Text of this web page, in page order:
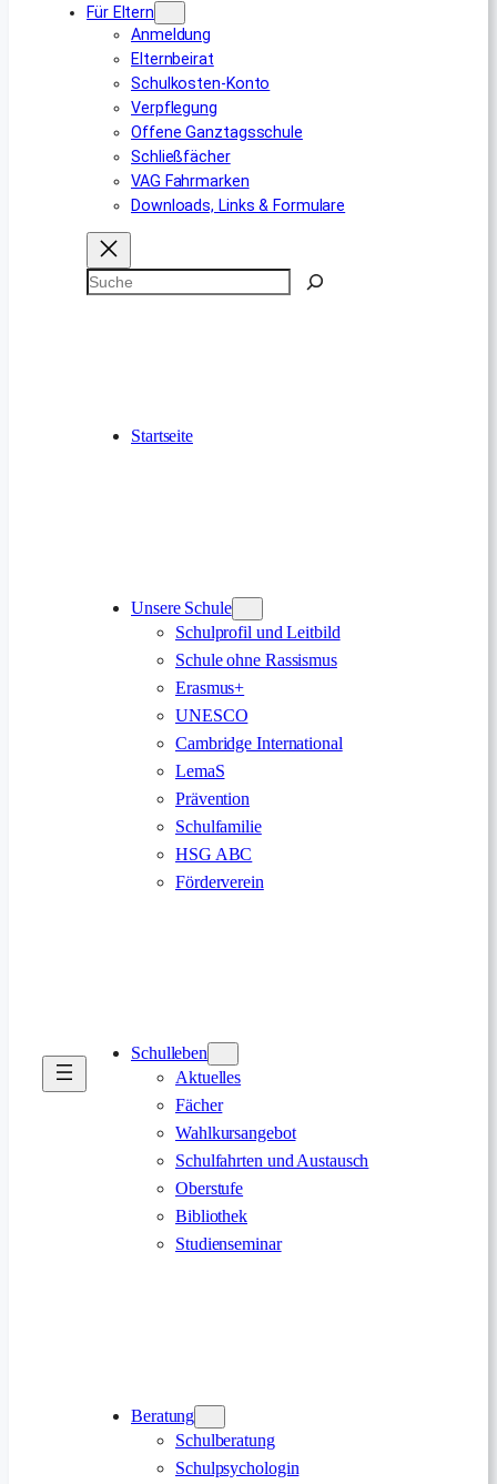
Für Eltern
Anmeldung
Elternbeirat
Schulkosten-Konto
Verpflegung
Offene Ganztagsschule
Schließfächer
VAG Fahrmarken
Downloads, Links & Formulare
Suchen
Startseite
Unsere Schule
Schulprofil und Leitbild
Schule ohne Rassismus
Erasmus+
UNESCO
Cambridge International
LemaS
Prävention
Schulfamilie
HSG ABC
Förderverein
Schulleben
Aktuelles
Fächer
Wahlkursangebot
Schulfahrten und Austausch
Oberstufe
Bibliothek
Studienseminar
Beratung
Schulberatung
Schulpsychologin